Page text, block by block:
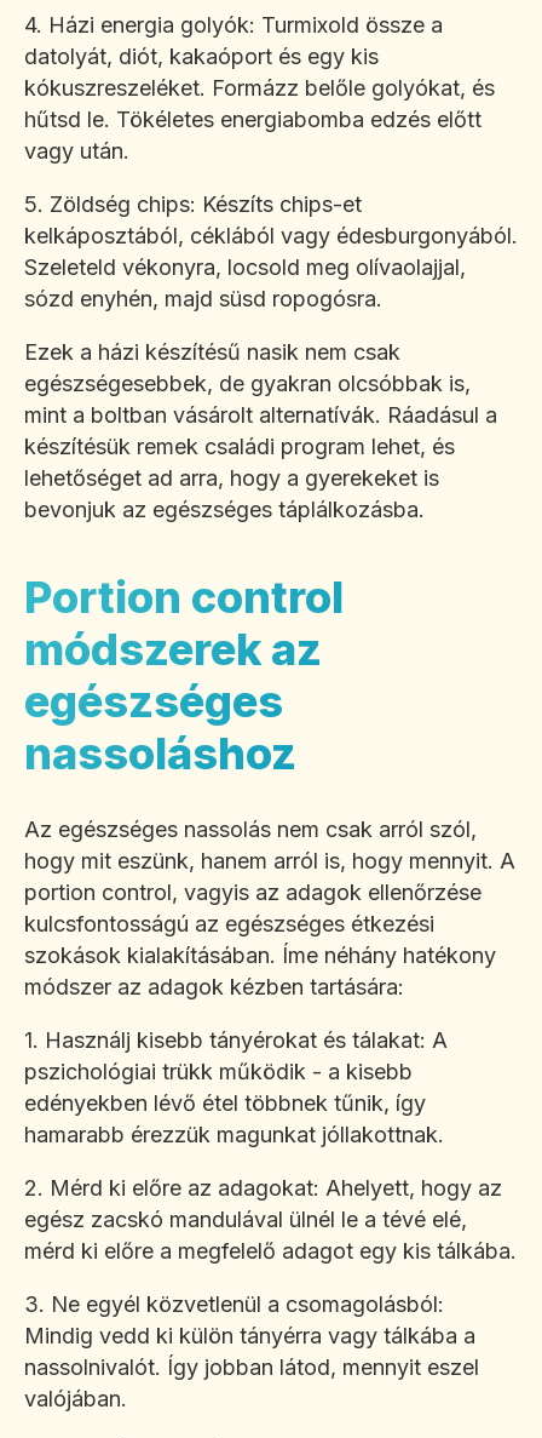
4. Házi energia golyók: Turmixold össze a
datolyát, diót, kakaóport és egy kis
kókuszreszeléket. Formázz belőle golyókat, és
hűtsd le. Tökéletes energiabomba edzés előtt
vagy után.
5. Zöldség chips: Készíts chips-et
kelkáposztából, céklából vagy édesburgonyából.
Szeleteld vékonyra, locsold meg olívaolajjal,
sózd enyhén, majd süsd ropogósra.
Ezek a házi készítésű nasik nem csak
egészségesebbek, de gyakran olcsóbbak is,
mint a boltban vásárolt alternatívák. Ráadásul a
készítésük remek családi program lehet, és
lehetőséget ad arra, hogy a gyerekeket is
bevonjuk az egészséges táplálkozásba.
Portion control
módszerek az
egészséges
nassoláshoz
Az egészséges nassolás nem csak arról szól,
hogy mit eszünk, hanem arról is, hogy mennyit. A
portion control, vagyis az adagok ellenőrzése
kulcsfontosságú az egészséges étkezési
szokások kialakításában. Íme néhány hatékony
módszer az adagok kézben tartására:
1. Használj kisebb tányérokat és tálakat: A
pszichológiai trükk működik - a kisebb
edényekben lévő étel többnek tűnik, így
hamarabb érezzük magunkat jóllakottnak.
2. Mérd ki előre az adagokat: Ahelyett, hogy az
egész zacskó mandulával ülnél le a tévé elé,
mérd ki előre a megfelelő adagot egy kis tálkába.
3. Ne egyél közvetlenül a csomagolásból:
Mindig vedd ki külön tányérra vagy tálkába a
nassolnivalót. Így jobban látod, mennyit eszel
valójában.